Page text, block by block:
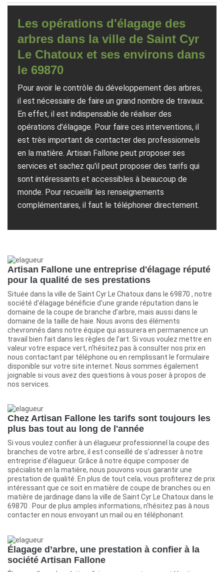
Les opérations d'élagage des
arbres dans la ville de Saint Cyr
Le Chatoux et ses environs dans
le 69870
Pour avoir le contrôle du développement des arbres,
il est nécessaire de faire un grand nombre de travaux.
En effet, il est indispensable de réaliser des
opérations d'élagage. Pour faire ces interventions, il
est très important de contacter des professionnels
en la matière. Artisan Fallone peut proposer ses
services et sachez qu'il peut proposer des tarifs qui
sont intéressants et accessibles à beaucoup de
monde. Pour recueillir les renseignements
complémentaires, il faut le téléphoner directement.
Artisan Fallone une entreprise d'élagage réputé
pour la qualité de ses prestations
Située dans la ville de Saint Cyr Le Chatoux dans le 69870 , notre
société d’élagage bénéficie d'une grande réputation dans le
domaine de la coupe de branche d’arbre, mais aussi dans le
domaine de la taille de haie. Nous avons des éléments
chevronnés dans notre équipe qui assurera en permanence un
travail bien fait dans les règles de l’art. Si vous voulez mettre en
valeur votre espace vert, n’hésitez pas à consulter nos prix en
nous contactant par téléphone ou en remplissant le formulaire
disponible sur votre site internet. Nous sommes également
joignable si vous avez des questions à vous poser à propos de
nos services.
Chez Artisan Fallone les tarifs sont toujours les
plus bas tout au long de l'année
Si vous voulez confier à un élagueur professionnel la coupe des
branches de votre arbre, il est conseillé de s’adresser à notre
entreprise d'élagueur. Grâce à notre équipe composer de
spécialiste en la matière, nous pouvons vous garantir une
prestation de qualité. En plus de tout cela, vous profiterez de prix
intéressant que ce soit en matière de coupe de branches ou en
matière de jardinage dans la ville de Saint Cyr Le Chatoux dans le
69870 . Pour de plus amples informations, n'hésitez pas à nous
contacter en nous envoyant un mail ou en téléphonant.
Élagage d’arbre, une prestation à confier à la
société Artisan Fallone